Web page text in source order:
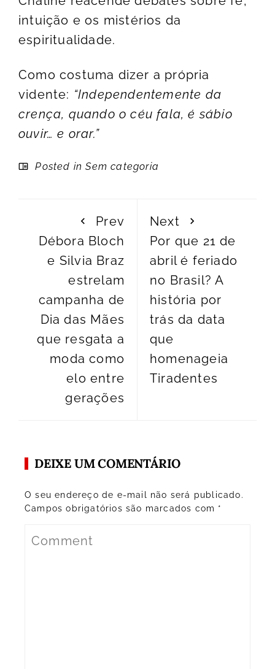
intuição e os mistérios da
espiritualidade.
Como costuma dizer a própria
vidente: “Independentemente da
crença, quando o céu fala, é sábio
ouvir… e orar.”
Posted in Sem categoria
Prev
Débora Bloch
e Silvia Braz
estrelam
campanha de
Dia das Mães
que resgata a
moda como
elo entre
gerações
Next
Por que 21 de
abril é feriado
no Brasil? A
história por
trás da data
que
homenageia
Tiradentes
DEIXE UM COMENTÁRIO
O seu endereço de e-mail não será publicado.
Campos obrigatórios são marcados com *